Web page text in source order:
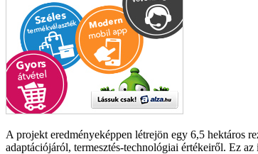
A projekt eredményeképpen létrejön egy 6,5 hektáros
adaptációjáról, termesztés-technológiai értékeiről. Ez az